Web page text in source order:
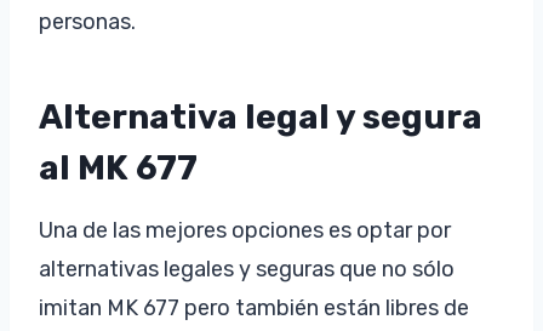
personas.
Alternativa legal y segura
al MK 677
Una de las mejores opciones es optar por
alternativas legales y seguras que no sólo
imitan MK 677 pero también están libres de